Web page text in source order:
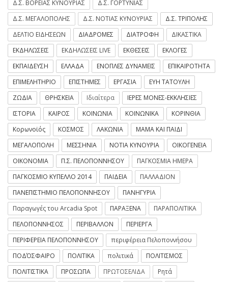
Δ.Σ. ΒΟΡΕΙΑΣ ΚΥΝΟΥΡΙΑΣ
Δ.Σ. ΓΟΡΤΥΝΙΑΣ
Δ.Σ. ΜΕΓΑΛΟΠΟΛΗΣ
Δ.Σ. ΝΟΤΙΑΣ ΚΥΝΟΥΡΙΑΣ
Δ.Σ. ΤΡΙΠΟΛΗΣ
ΔΕΛΤΙΟ ΕΙΔΗΣΕΩΝ
ΔΙΑΔΡΟΜΕΣ ΔΙΑΤΡΟΦΗ
ΔΙΚΑΣΤΙΚΑ
ΕΚΔΗΛΩΣΕΙΣ
ΕΚΔΗΛΩΣΕΙΣ LIVE ΕΚΘΕΣΕΙΣ
ΕΚΛΟΓΕΣ
ΕΚΠΑΙΔΕΥΣΗ
ΕΛΛΑΔΑ ΕΝΟΠΛΕΣ ΔΥΝΑΜΕΙΣ
ΕΠΙΚΑΙΡΟΤΗΤΑ
ΕΠΙΜΕΛΗΤΗΡΙΟ
ΕΠΙΣΤΗΜΕΣ ΕΡΓΑΣΙΑ
ΕΥΗ ΤΑΤΟΥΛΗ
ΖΩΔΙΑ
ΘΡΗΣΚΕΙΑ Ιδιαίτερα
ΙΕΡΕΣ ΜΟΝΕΣ-ΕΚΚΛΗΣΙΕΣ
ΙΣΤΟΡΙΑ
ΚΑΙΡΟΣ ΚΟΙΝΩΝΙΑ ΚΟΙΝΩΝΙΚΑ
ΚΟΡΙΝΘΙΑ
Κορωνοϊός
ΚΟΣΜΟΣ ΛΑΚΩΝΙΑ
ΜΑΜΑ ΚΑΙ ΠΑΙΔΙ
ΜΕΓΑΛΟΠΟΛΗ
ΜΕΣΣΗΝΙΑ ΝΟΤΙΑ ΚΥΝΟΥΡΙΑ
ΟΙΚΟΓΕΝΕΙΑ
ΟΙΚΟΝΟΜΙΑ
Π.Σ. ΠΕΛΟΠΟΝΝΗΣΟΥ
ΠΑΓΚΟΣΜΙΑ ΗΜΕΡΑ
ΠΑΓΚΟΣΜΙΟ ΚΥΠΕΛΛΟ 2014
ΠΑΙΔΕΙΑ
ΠΑΛΛΑΔΙΟΝ
ΠΑΝΕΠΙΣΤΗΜΙΟ ΠΕΛΟΠΟΝΝΗΣΟΥ
ΠΑΝΗΓΥΡΙΑ
Παραγωγές του Arcadia Spot
ΠΑΡΑΞΕΝΑ
ΠΑΡΑΠΟΛΙΤΙΚΑ
ΠΕΛΟΠΟΝΝΗΣΟΣ
ΠΕΡΙΒΑΛΛΟΝ
ΠΕΡΙΕΡΓΑ
ΠΕΡΙΦΕΡΕΙΑ ΠΕΛΟΠΟΝΝΗΣΟΥ
περιφέρεια Πελοποννήσου
ΠΟΔΌΣΦΑΙΡΟ
ΠΟΛΙΤΙΚΑ πολιτικά
ΠΟΛΙΤΙΣΜΟΣ
ΠΟΛΙΤΙΣΤΙΚΑ
ΠΡΟΣΩΠΑ ΠΡΩΤΟΣΕΛΙΔΑ
Ρητά